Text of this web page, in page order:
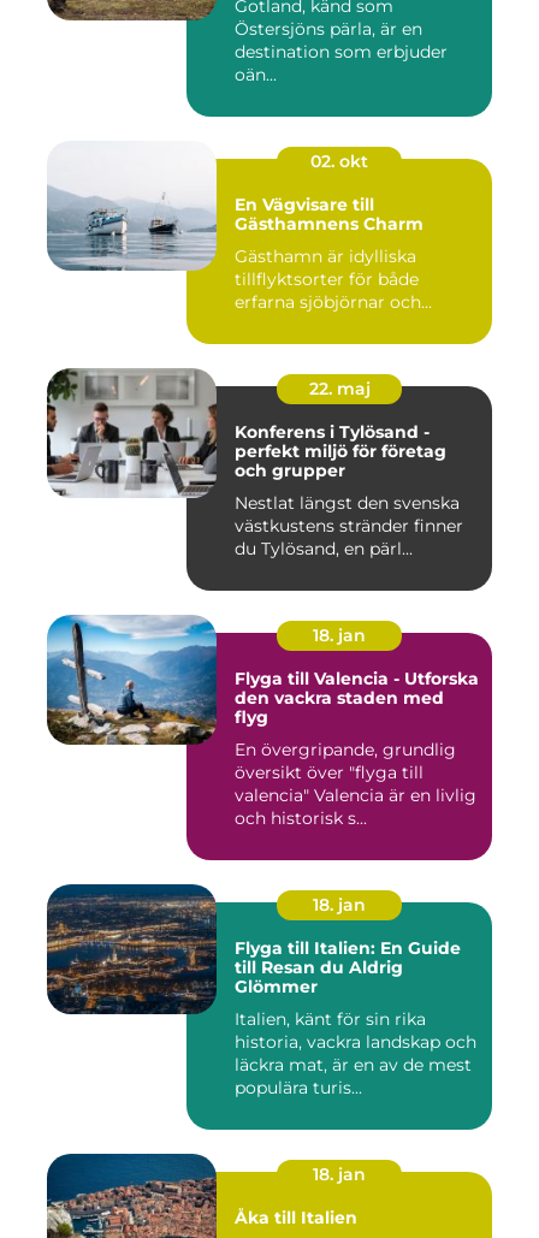
Gotland, känd som
Östersjöns pärla, är en
destination som erbjuder
oän...
02. okt
En Vägvisare till
Gästhamnens Charm
Gästhamn är idylliska
tillflyktsorter för både
erfarna sjöbjörnar och...
22. maj
Konferens i Tylösand -
perfekt miljö för företag
och grupper
Nestlat längst den svenska
västkustens stränder finner
du Tylösand, en pärl...
18. jan
Flyga till Valencia - Utforska
den vackra staden med
flyg
En övergripande, grundlig
översikt över "flyga till
valencia" Valencia är en livlig
och historisk s...
18. jan
Flyga till Italien: En Guide
till Resan du Aldrig
Glömmer
Italien, känt för sin rika
historia, vackra landskap och
läckra mat, är en av de mest
populära turis...
18. jan
Åka till Italien